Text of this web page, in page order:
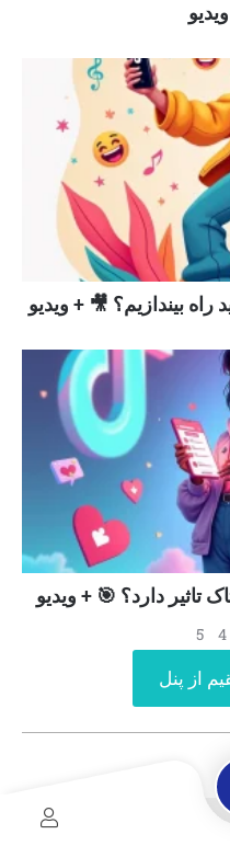
بیندازیم؟ 🎥 + ویدیو
تاثیر دارد؟ 🎯 + ویدیو
4
5
از پنل